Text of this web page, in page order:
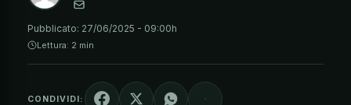
Pubblicato: 27/06/2025 - 09:00h
Lettura: 2 min
CONDIVIDI: